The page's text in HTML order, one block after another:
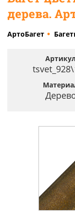
дерева.
АртоБагет
Артикул